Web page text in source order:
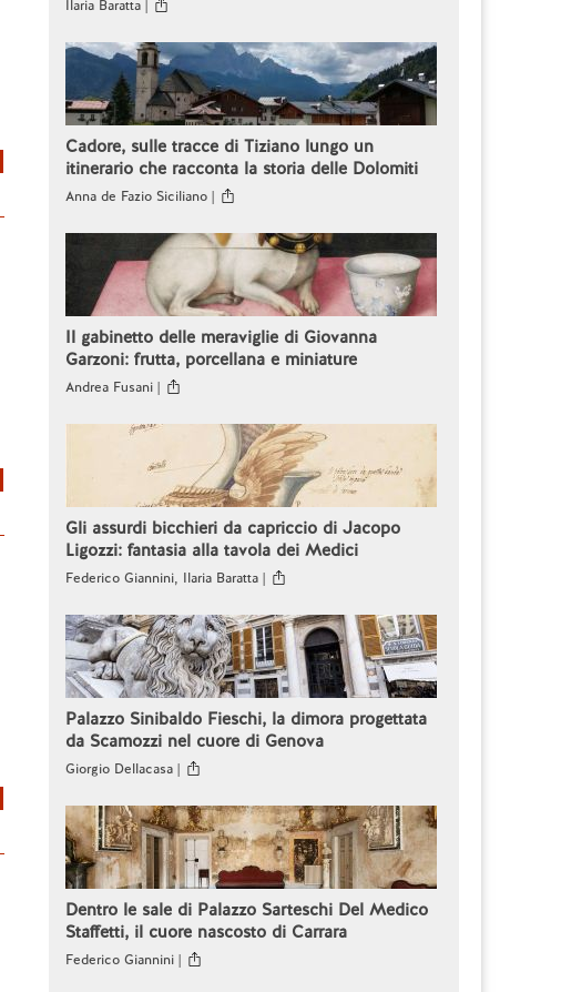
Ilaria Baratta |
Cadore, sulle tracce di Tiziano lungo un
itinerario che racconta la storia delle Dolomiti
Anna de Fazio Siciliano |
Il gabinetto delle meraviglie di Giovanna
Garzoni: frutta, porcellana e miniature
Andrea Fusani |
Gli assurdi bicchieri da capriccio di Jacopo
Ligozzi: fantasia alla tavola dei Medici
Federico Giannini, Ilaria Baratta |
Palazzo Sinibaldo Fieschi, la dimora progettata
da Scamozzi nel cuore di Genova
Giorgio Dellacasa |
Dentro le sale di Palazzo Sarteschi Del Medico
Staffetti, il cuore nascosto di Carrara
Federico Giannini |